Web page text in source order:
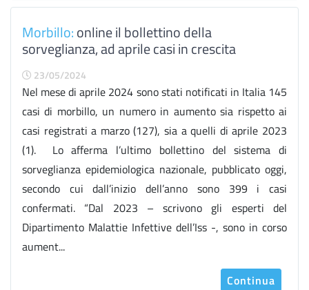
Morbillo:online il bollettino della
sorveglianza, ad aprile casi in crescita
23/05/2024
Nel mese di aprile 2024 sono stati notificati in Italia 145
casi di morbillo, un numero in aumento sia rispetto ai
casi registrati a marzo (127), sia a quelli di aprile 2023
(1). Lo afferma l’ultimo bollettino del sistema di
sorveglianza epidemiologica nazionale, pubblicato oggi,
secondo cui dall’inizio dell’anno sono 399 i casi
confermati. “Dal 2023 – scrivono gli esperti del
Dipartimento Malattie Infettive dell’Iss -, sono in corso
aument...
Continua